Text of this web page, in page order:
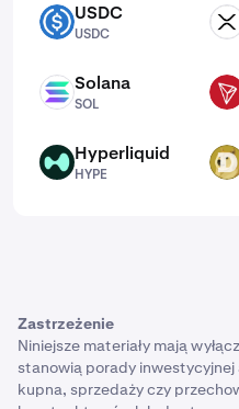
USDC USDC
USDC
XRP
SOL Solana
SOL
TRX
HYPE Hyperliquid
HYPE
DOGE
Zastrzeżenie
Niniejsze materiały mają
stanowią porady
kupna, sprzedaży czy